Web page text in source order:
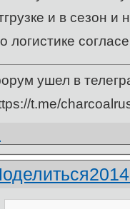
и в сезон и
логистике
ушел в
t.me/